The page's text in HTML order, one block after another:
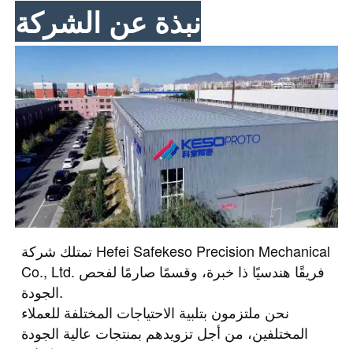
نبذة عن الشركة
تمتلك شركة Hefei Safekeso Precision Mechanical
Co., Ltd. فريقًا هندسيًا ذا خبرة، وقسمًا صارمًا لفحص
الجودة.
نحن ملتزمون بتلبية الاحتياجات المختلفة للعملاء
المختلفين، من أجل تزويدهم بمنتجات عالية الجودة